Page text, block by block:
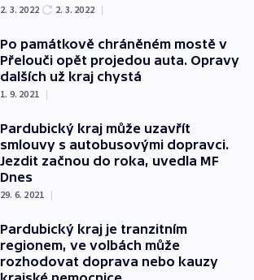
2. 3. 2022 2. 3. 2022 |
Po památkově chráněném mostě v
Přelouči opět projedou auta. Opravy
dalších už kraj chystá
1. 9. 2021 |
Pardubický kraj může uzavřít
smlouvy s autobusovými dopravci.
Jezdit začnou do roka, uvedla MF
Dnes
29. 6. 2021 |
Pardubický kraj je tranzitním
regionem, ve volbách může
rozhodovat doprava nebo kauzy